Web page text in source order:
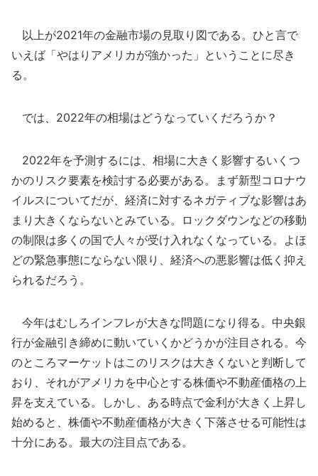
以上が2021年の金融市場の見取り図である。ひと言で
いえば「やはりアメリカが強かった」ということに尽き
る。
では、2022年の相場はどうなっていくだろうか？
2022年を予測するには、相場に大きく影響するいくつ
かのリスク要素を検討する必要がある。まず新型コロナウ
イルスについてだが、経済に対するネガティブな影響はあ
まり大きくならないとみている。ロックダウンなどの移動
の制限は多くの国で人々が受け入れなくなっている。よほ
どの緊急事態にならない限り、経済への悪影響は低く抑え
られるだろう。
今年はむしろインフレが大きな問題になり得る。中央銀
行が金融引き締めに動いていくかどうかが注目される。今
のところマーケットはこのリスクは大きくないと判断して
おり、それがアメリカを中心とする株価や不動産価格の上
昇を支えている。しかし、ある時点で金利が大きく上昇し
始めると、株価や不動産価格が大きく下落させる可能性は
十分にある。最大の注目点である。